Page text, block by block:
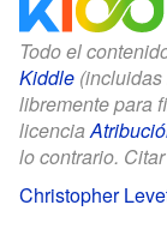
Todo el
Kiddle
libremente para
licencia
lo contrario.
Christopher